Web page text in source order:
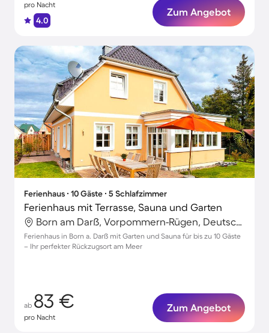
pro Nacht
4.0
Zum Angebot
Ferienhaus ∙ 10 Gäste ∙ 5 Schlafzimmer
Ferienhaus mit Terrasse, Sauna und Garten
Born am Darß, Vorpommern-Rügen, Deutschland
Ferienhaus in Born a. Darß mit Garten und Sauna für bis zu 10 Gäste
– Ihr perfekter Rückzugsort am Meer
ab 83 €
pro Nacht
Zum Angebot